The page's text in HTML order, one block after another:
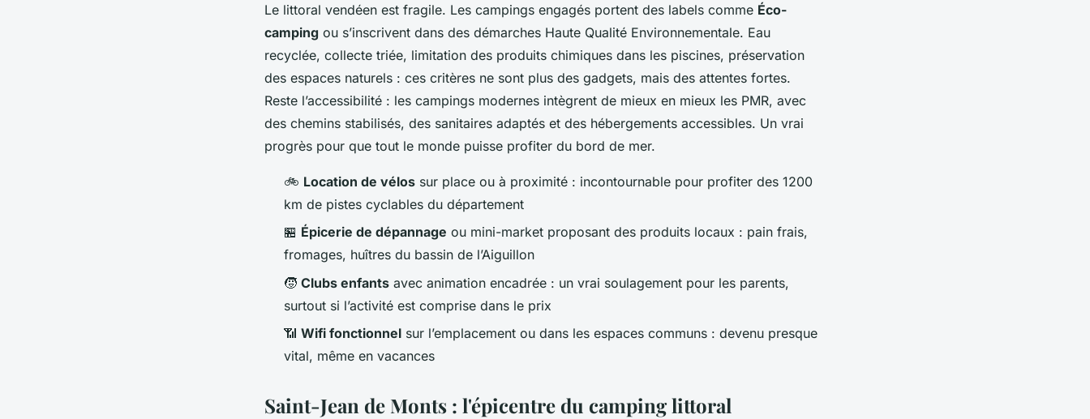
Le littoral vendéen est fragile. Les campings engagés portent des labels comme Éco-
camping ou s’inscrivent dans des démarches Haute Qualité Environnementale. Eau
recyclée, collecte triée, limitation des produits chimiques dans les piscines, préservation
des espaces naturels : ces critères ne sont plus des gadgets, mais des attentes fortes.
Reste l’accessibilité : les campings modernes intègrent de mieux en mieux les PMR, avec
des chemins stabilisés, des sanitaires adaptés et des hébergements accessibles. Un vrai
progrès pour que tout le monde puisse profiter du bord de mer.
🚲 Location de vélos sur place ou à proximité : incontournable pour profiter des 1200
km de pistes cyclables du département
🏪 Épicerie de dépannage ou mini-market proposant des produits locaux : pain frais,
fromages, huîtres du bassin de l’Aiguillon
🧒 Clubs enfants avec animation encadrée : un vrai soulagement pour les parents,
surtout si l’activité est comprise dans le prix
📶 Wifi fonctionnel sur l’emplacement ou dans les espaces communs : devenu presque
vital, même en vacances
Saint-Jean de Monts : l'épicentre du camping littoral